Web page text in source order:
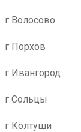
г Волосово
г Порхов
г Ивангород
г Сольцы
г Колтуши